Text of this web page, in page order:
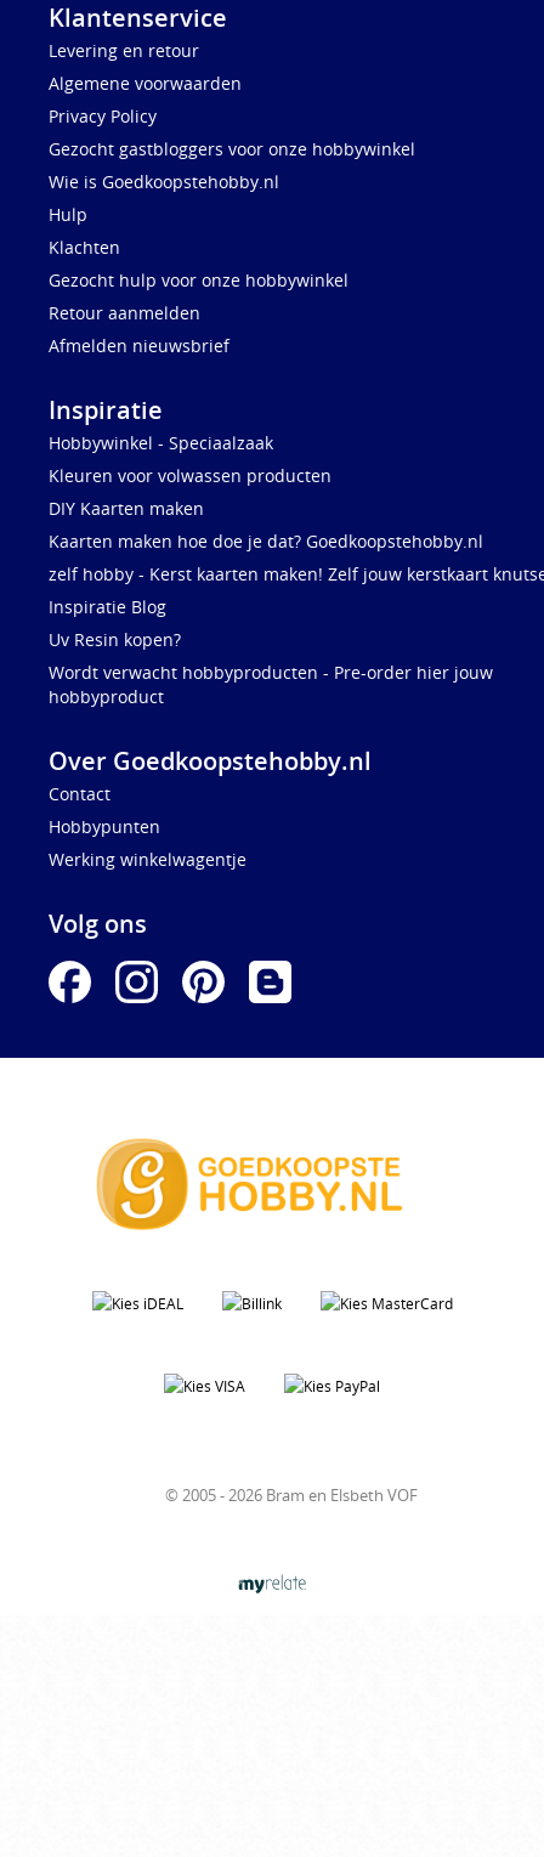
Klantenservice
Levering en retour
Algemene voorwaarden
Privacy Policy
Gezocht gastbloggers voor onze hobbywinkel
Wie is Goedkoopstehobby.nl
Hulp
Klachten
Gezocht hulp voor onze hobbywinkel
Retour aanmelden
Afmelden nieuwsbrief
Inspiratie
Hobbywinkel - Speciaalzaak
Kleuren voor volwassen producten
DIY Kaarten maken
Kaarten maken hoe doe je dat? Goedkoopstehobby.nl
zelf hobby - Kerst kaarten maken! Zelf jouw kerstkaart
Inspiratie Blog
Uv Resin kopen?
Wordt verwacht hobbyproducten - Pre-order hier jouw
hobbyproduct
Over Goedkoopstehobby.nl
Contact
Hobbypunten
Werking winkelwagentje
Volg ons
© 2005 - 2026 Bram en Elsbeth VOF